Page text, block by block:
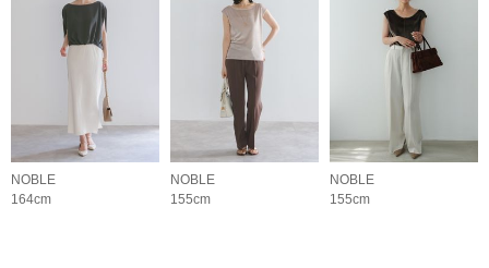
NOBLE
164cm
NOBLE
155cm
NOBLE
155cm